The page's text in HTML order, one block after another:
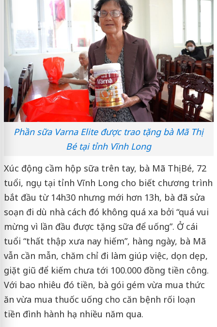
Phần sữa Varna Elite được trao tặng bà Mã Thị
Bé tại tỉnh Vĩnh Long
Xúc động cầm hộp sữa trên tay, bà Mã Thị Bé, 72
tuổi, ngụ tại tỉnh Vĩnh Long cho biết chương trình
bắt đầu từ 14h30 nhưng mới hơn 13h, bà đã sửa
soạn đi dù nhà cách đó không quá xa bởi “quá vui
mừng vì lần đầu được tặng sữa để uống”. Ở cái
tuổi “thất thập xưa nay hiếm”, hàng ngày, bà Mã
vẫn cần mẫn, chăm chỉ đi làm giúp việc, dọn dẹp,
giặt giũ để kiếm chưa tới 100.000 đồng tiền công.
Với bao nhiêu đó tiền, bà gói gém vừa mua thức
ăn vừa mua thuốc uống cho căn bệnh rối loạn
tiền đình hành hạ nhiều năm qua.